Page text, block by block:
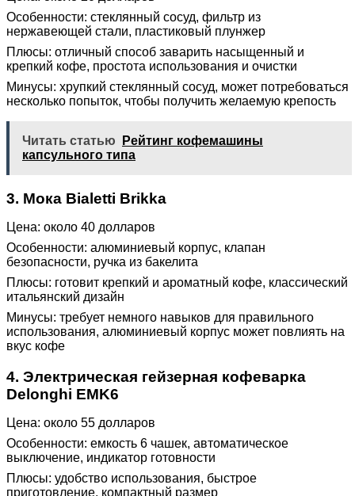
Особенности: стеклянный сосуд, фильтр из
нержавеющей стали, пластиковый плунжер
Плюсы: отличный способ заварить насыщенный и
крепкий кофе, простота использования и очистки
Минусы: хрупкий стеклянный сосуд, может потребоваться
несколько попыток, чтобы получить желаемую крепость
Читать статью
Рейтинг кофемашины
капсульного типа
3. Мока Bialetti Brikka
Цена: около 40 долларов
Особенности: алюминиевый корпус, клапан
безопасности, ручка из бакелита
Плюсы: готовит крепкий и ароматный кофе, классический
итальянский дизайн
Минусы: требует немного навыков для правильного
использования, алюминиевый корпус может повлиять на
вкус кофе
4. Электрическая гейзерная кофеварка
Delonghi EMK6
Цена: около 55 долларов
Особенности: емкость 6 чашек, автоматическое
выключение, индикатор готовности
Плюсы: удобство использования, быстрое
приготовление, компактный размер